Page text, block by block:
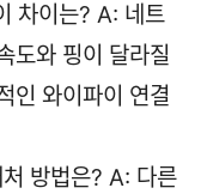
차이는? A: 네트
도와 핑이 달라질
인 와이파이 연결
방법은? A: 다른